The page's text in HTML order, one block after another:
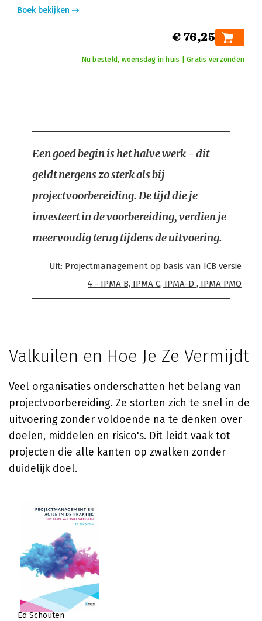
Boek bekijken
€ 76,25
Nu besteld, woensdag in huis | Gratis verzonden
Een goed begin is het halve werk - dit
geldt nergens zo sterk als bij
projectvoorbereiding. De tijd die je
investeert in de voorbereiding, verdien je
meervoudig terug tijdens de uitvoering.
Uit: Projectmanagement op basis van ICB versie
4 - IPMA B, IPMA C, IPMA-D , IPMA PMO
Valkuilen en Hoe Je Ze Vermijdt
Veel organisaties onderschatten het belang van
projectvoorbereiding. Ze storten zich te snel in de
uitvoering zonder voldoende na te denken over
doelen, middelen en risico's. Dit leidt vaak tot
projecten die alle kanten op zwalken zonder
duidelijk doel.
Ed Schouten